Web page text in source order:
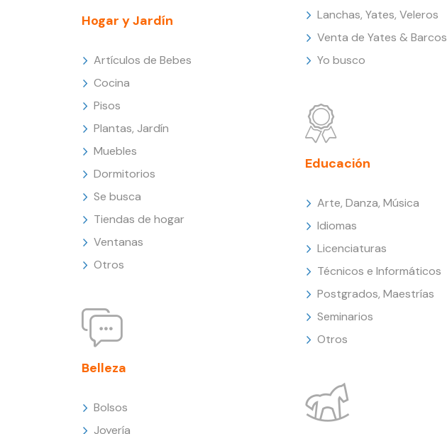
Hogar y Jardín
Artículos de Bebes
Cocina
Pisos
Plantas, Jardín
Muebles
Dormitorios
Se busca
Tiendas de hogar
Ventanas
Otros
Belleza
Bolsos
Joyería
Lanchas, Yates, Veleros
Venta de Yates & Barcos
Yo busco
Educación
Arte, Danza, Música
Idiomas
Licenciaturas
Técnicos e Informáticos
Postgrados, Maestrías
Seminarios
Otros